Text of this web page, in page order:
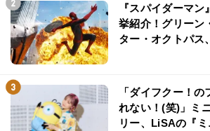
『スパイダーマ
挙紹介！グリーン
ター・オクトパス
「ダイフクー！
れない！(笑)」ミ
リー、LiSAの『